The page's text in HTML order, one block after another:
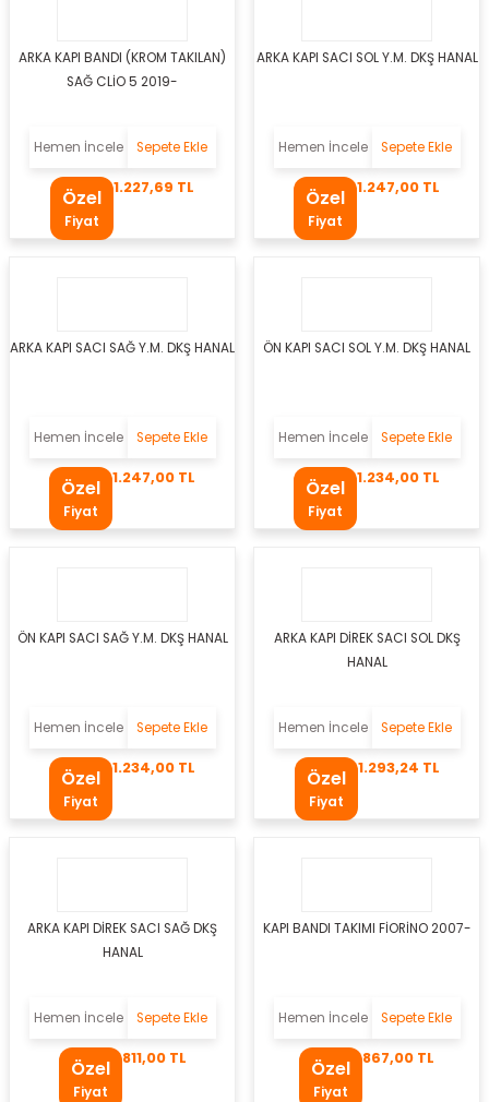
Motoru
ARKA KAPI BANDI (KROM TAKILAN)
SAĞ CLİO 5 2019-
Hemen İncele Sepete Ekle
Özel
Fiyat
1.227,69 TL
ARKA KAPI SACI SOL Y.M. DKŞ HANAL
Hemen İncele Sepete Ekle
Özel
Fiyat
1.247,00 TL
ARKA KAPI SACI SAĞ Y.M. DKŞ HANAL
Hemen İncele Sepete Ekle
Özel
Fiyat
1.247,00 TL
ÖN KAPI SACI SOL Y.M. DKŞ HANAL
Hemen İncele Sepete Ekle
Özel
Fiyat
1.234,00 TL
ÖN KAPI SACI SAĞ Y.M. DKŞ HANAL
Hemen İncele Sepete Ekle
Özel
Fiyat
1.234,00 TL
ARKA KAPI DİREK SACI SOL DKŞ
HANAL
Hemen İncele Sepete Ekle
Özel
Fiyat
1.293,24 TL
ARKA KAPI DİREK SACI SAĞ DKŞ
HANAL
Hemen İncele Sepete Ekle
Özel
Fiyat
811,00 TL
KAPI BANDI TAKIMI FİORİNO 2007-
Hemen İncele Sepete Ekle
Özel
Fiyat
867,00 TL